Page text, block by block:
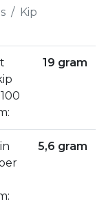
Kip
19 gram
5,6 gram